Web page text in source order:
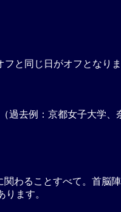
と同じ日がオフとなり
去例：京都女子大学、
わることすべて。首脳
ます。